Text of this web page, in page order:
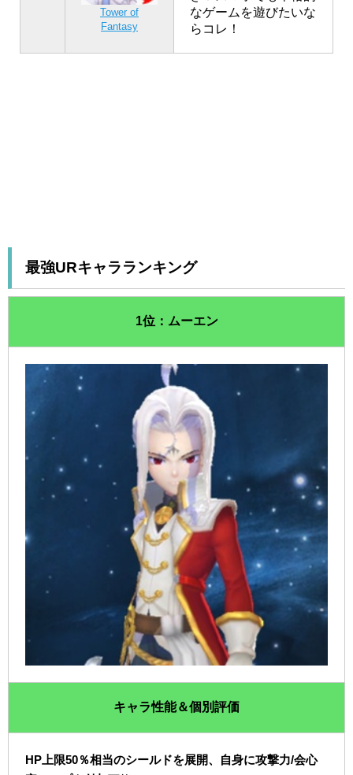
Tower of
Fantasy
なゲームを遊びたいな
らコレ！
最強URキャラランキング
1位：ムーエン
キャラ性能＆個別評価
HP上限50％相当のシールドを展開、自身に攻撃力/会心